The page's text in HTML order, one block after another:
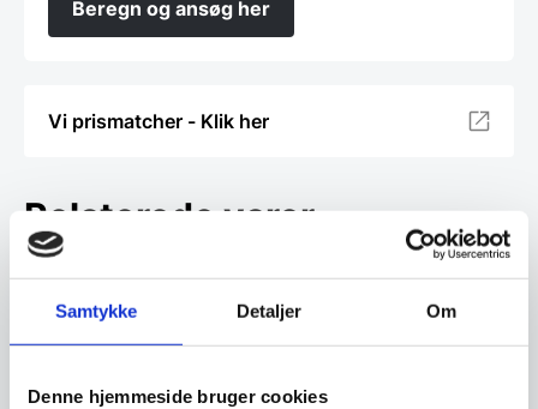
Samtykke Detaljer Om
Denne hjemmeside bruger cookies
Beregn og ansøg her
Vi prismatcher - Klik her
Relaterede varer